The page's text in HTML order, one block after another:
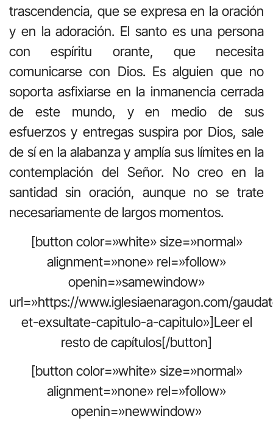
trascendencia, que se expresa en la oración
y en la adoración. El santo es una persona
con espíritu orante, que necesita
comunicarse con Dios. Es alguien que no
soporta asfixiarse en la inmanencia cerrada
de este mundo, y en medio de sus
esfuerzos y entregas suspira por Dios, sale
de sí en la alabanza y amplía sus límites en la
contemplación del Señor. No creo en la
santidad sin oración, aunque no se trate
necesariamente de largos momentos.
[button color=»white» size=»normal»
alignment=»none» rel=»follow»
openin=»samewindow»
url=»https://www.iglesiaenaragon.com/
et-exsultate-capitulo-a-capitulo»]Leer el
resto de capítulos[/button]
[button color=»white» size=»normal»
alignment=»none» rel=»follow»
openin=»newwindow»